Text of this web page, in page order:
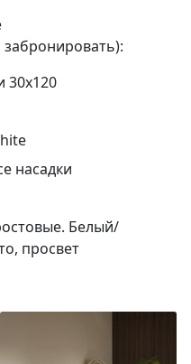
30х120
насадки
Белый/
просвет